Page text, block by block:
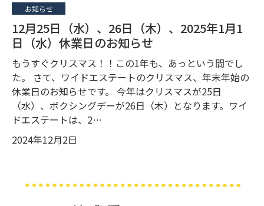
お知らせ
12月25日（水）、26日（木）、2025年1月1
日（水）休業日のお知らせ
もうすぐクリスマス！！この1年も、あっという間でし
た。 さて、ワイドエステートのクリスマス、年末年始の
休業日のお知らせです。 今年はクリスマスが25日
（水）、ボクシングデーが26日（木）となります。ワイ
ドエステートは、2…
2024年12月2日